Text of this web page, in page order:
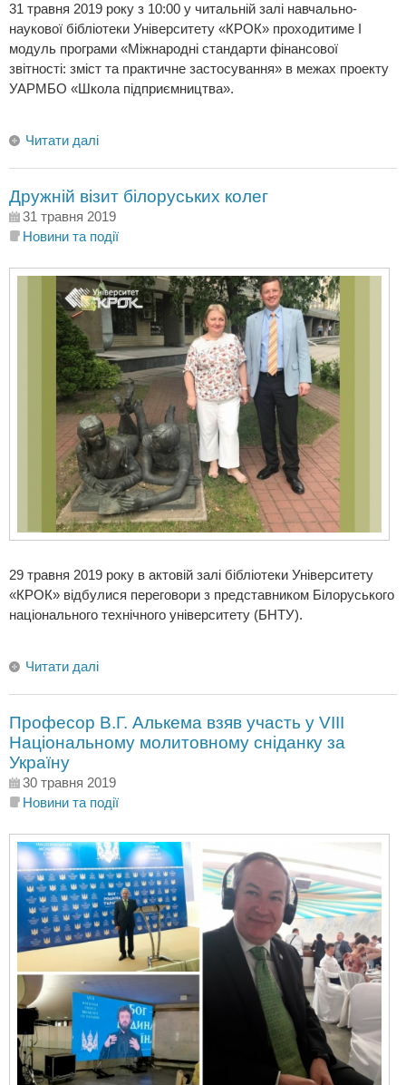
31 травня 2019 року з 10:00 у читальній залі навчально-
наукової бібліотеки Університету «КРОК» проходитиме І
модуль програми «Міжнародні стандарти фінансової
звітності: зміст та практичне застосування» в межах проекту
УАРМБО «Школа підприємництва».
Читати далі
Дружній візит білоруських колег
31 травня 2019
Новини та події
29 травня 2019 року в актовій залі бібліотеки Університету
«КРОК» відбулися переговори з представником Білоруського
національного технічного університету (БНТУ).
Читати далі
Професор В.Г. Алькема взяв участь у VIII
Національному молитовному сніданку за
Україну
30 травня 2019
Новини та події